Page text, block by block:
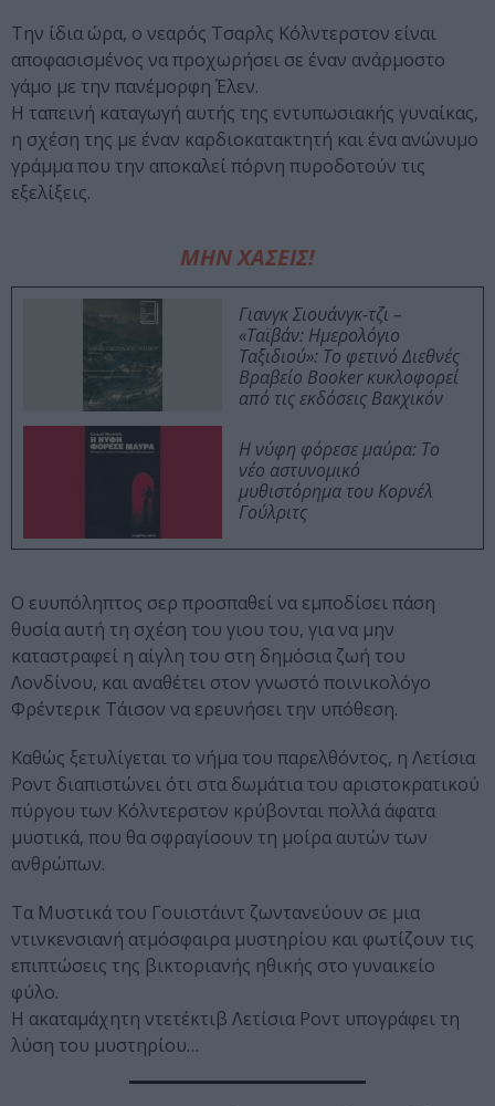
Την ίδια ώρα, ο νεαρός Τσαρλς Κόλντερστον είναι
αποφασισμένος να προχωρήσει σε έναν ανάρμοστο
γάμο με την πανέμορφη Έλεν.
Η ταπεινή καταγωγή αυτής της εντυπωσιακής γυναίκας,
η σχέση της με έναν καρδιοκατακτητή και ένα ανώνυμο
γράμμα που την αποκαλεί πόρνη πυροδοτούν τις
εξελίξεις.
ΜΗΝ ΧΑΣΕΙΣ!
Γιανγκ Σιουάνγκ-τζι –
«Ταϊβάν: Ημερολόγιο
Ταξιδιού»: Το φετινό Διεθνές
Βραβείο Booker κυκλοφορεί
από τις εκδόσεις Βακχικόν
Η νύφη φόρεσε μαύρα: Το
νέο αστυνομικό
μυθιστόρημα του Κορνέλ
Γούλριτς
Ο ευυπόληπτος σερ προσπαθεί να εμποδίσει πάση
θυσία αυτή τη σχέση του γιου του, για να μην
καταστραφεί η αίγλη του στη δημόσια ζωή του
Λονδίνου, και αναθέτει στον γνωστό ποινικολόγο
Φρέντερικ Τάισον να ερευνήσει την υπόθεση.
Καθώς ξετυλίγεται το νήμα του παρελθόντος, η Λετίσια
Ροντ διαπιστώνει ότι στα δωμάτια του αριστοκρατικού
πύργου των Κόλντερστον κρύβονται πολλά άφατα
μυστικά, που θα σφραγίσουν τη μοίρα αυτών των
ανθρώπων.
Τα Μυστικά του Γουιστάιντ ζωντανεύουν σε μια
ντινκενσιανή ατμόσφαιρα μυστηρίου και φωτίζουν τις
επιπτώσεις της βικτοριανής ηθικής στο γυναικείο
φύλο.
Η ακαταμάχητη ντετέκτιβ Λετίσια Ροντ υπογράφει τη
λύση του μυστηρίου…